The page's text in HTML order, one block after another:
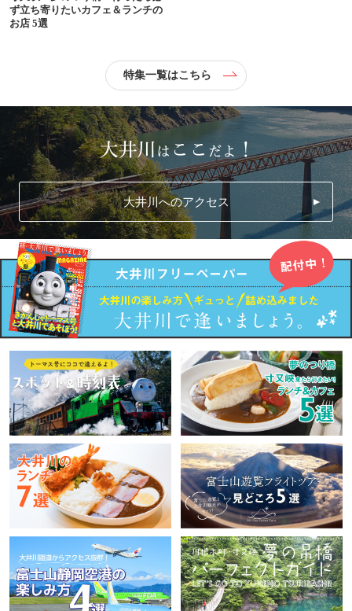
ず立ち寄りたいカフェ＆ランチの
お店 5選
特集一覧はこちら
大井川へのアクセス